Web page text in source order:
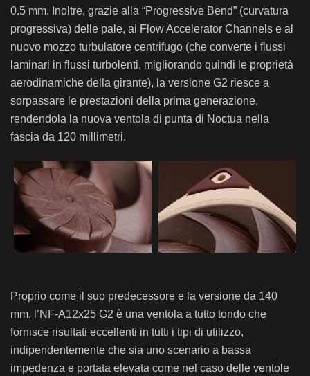
0.5 mm. Inoltre, grazie alla “Progressive Bend” (curvatura
progressiva) delle pale, ai Flow Accelerator Channels e al
nuovo mozzo turbulatore centrifugo (che converte i flussi
laminari in flussi turbolenti, migliorando quindi le proprietà
aerodinamiche della girante), la versione G2 riesce a
sorpassare le prestazioni della prima generazione,
rendendola la nuova ventola di punta di Noctua nella
fascia da 120 millimetri.
Proprio come il suo predecessore e la versione da 140
mm, l’NF-A12x25 G2 è una ventola a tutto tondo che
fornisce risultati eccellenti in tutti i tipi di utilizzo,
indipendentemente che sia uno scenario a bassa
impedenza e portata elevata come nel caso delle ventole